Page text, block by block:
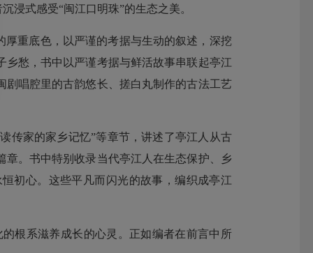
浸式感受“闽江口明珠”的生态之美。
重底色，以严谨的考据与生动的叙述，深挖
愁，书中以严谨考据与鲜活故事串联起亭江
唱腔里的古韵悠长、搓白丸制作的古法工艺
家的家乡记忆”等章节，讲述了亭江人从古
。书中特别收录当代亭江人在生态保护、乡
初心。这些平凡而闪光的故事，编织成亭江
根系滋养成长的心灵。正如编者在前言中所